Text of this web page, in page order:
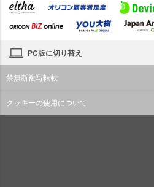
PC版に切り替え
禁無断複写転載
クッキーの使用について